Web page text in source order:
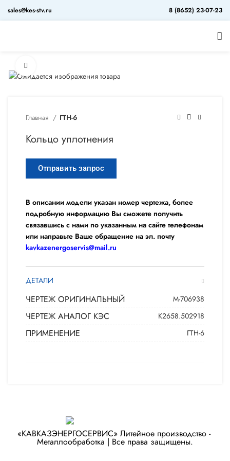
sales@kes-stv.ru 8 (8652) 23-07-23
Главная ГТН-6
Кольцо уплотнения
Отправить запрос
В описании модели указан номер чертежа, более
подробную информацию Вы сможете получить
связавшись с нами по указанным на сайте телефонам
или направьте Ваше обращение на эл. почту
kavkazenergoservis@mail.ru
ДЕТАЛИ
ЧЕРТЕЖ ОРИГИНАЛЬНЫЙ М-706938
ЧЕРТЕЖ АНАЛОГ КЭС К2658.502918
ПРИМЕНЕНИЕ ГТН-6
«КАВКАЗЭНЕРГОСЕРВИС» ​Литейное производство - ​
Металлообработка | Все права защищены.